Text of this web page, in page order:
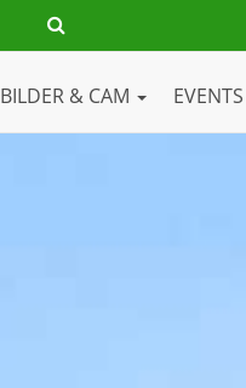
BILDER & CAM EVENTS